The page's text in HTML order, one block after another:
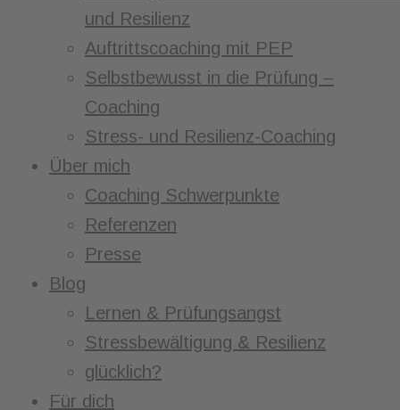
und Resilienz
Auftrittscoaching mit PEP
Selbstbewusst in die Prüfung –
Coaching
Stress- und Resilienz-Coaching
Über mich
Coaching Schwerpunkte
Referenzen
Presse
Blog
Lernen & Prüfungsangst
Stressbewältigung & Resilienz
glücklich?
Für dich